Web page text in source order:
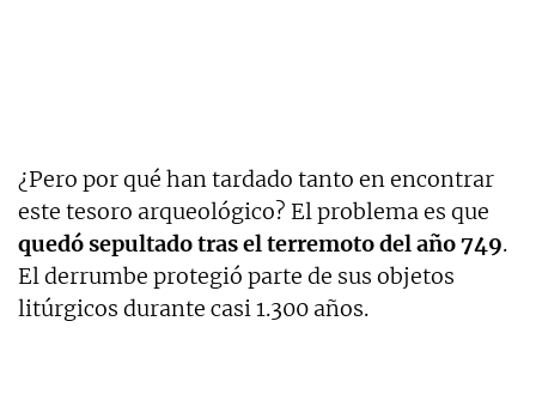
¿Pero por qué han tardado tanto en encontrar
este tesoro arqueológico? El problema es que
quedó sepultado tras el terremoto del año 749.
El derrumbe protegió parte de sus objetos
litúrgicos durante casi 1.300 años.